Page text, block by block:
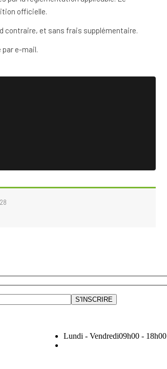
officielle.
contraire, et sans frais supplémentaire.
par e-mail.
Lundi - Vendredi09h00 - 18h00